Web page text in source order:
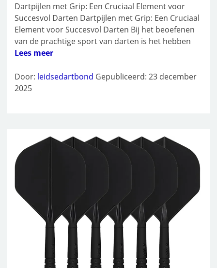
Dartpijlen met Grip: Een Cruciaal Element voor
Succesvol Darten Dartpijlen met Grip: Een Cruciaal
Element voor Succesvol Darten Bij het beoefenen
van de prachtige sport van darten is het hebben
Lees meer
Door: leidsedartbond Gepubliceerd: 23 december
2025